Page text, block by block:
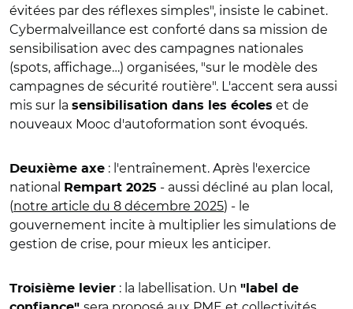
évitées par des réflexes simples", insiste le cabinet.
Cybermalveillance est conforté dans sa mission de
sensibilisation avec des campagnes nationales
(spots, affichage…) organisées, "sur le modèle des
campagnes de sécurité routière". L'accent sera aussi
mis sur la sensibilisation dans les écoles et de
nouveaux Mooc d'autoformation sont évoqués.
Deuxième axe : l'entraînement. Après l'exercice
national
Rempart 2025 - aussi décliné au plan local,
(notre article du 8 décembre 2025) - le
gouvernement incite à multiplier les simulations de
gestion de crise, pour mieux les anticiper.
Troisième levier : la labellisation. Un "label de